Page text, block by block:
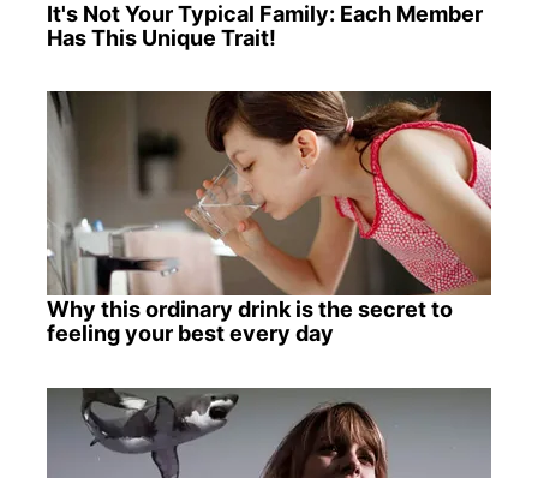
It's Not Your Typical Family: Each Member
Has This Unique Trait!
Why this ordinary drink is the secret to
feeling your best every day